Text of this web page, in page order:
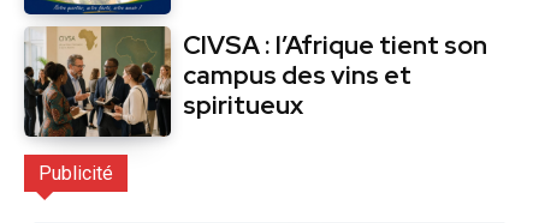
CIVSA : l’Afrique tient son
campus des vins et
spiritueux
Publicité